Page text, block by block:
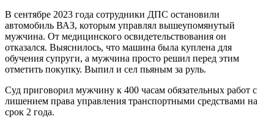
В сентябре 2023 года сотрудники ДПС остановили
автомобиль ВАЗ, которым управлял вышеупомянутый
мужчина. От медицинского освидетельствования он
отказался. Выяснилось, что машина была куплена для
обучения супруги, а мужчина просто решил перед этим
отметить покупку. Выпил и сел пьяным за руль.
Суд приговорил мужчину к 400 часам обязательных работ с
лишением права управления транспортными средствами на
срок 2 года.